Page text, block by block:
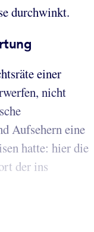
durchwinkt.
einer
nicht
Aufsehern eine
hatte: hier die
der ins